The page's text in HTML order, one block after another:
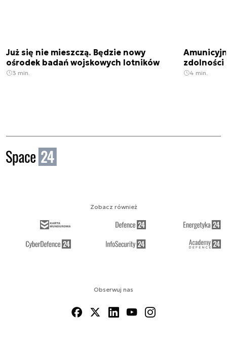
Już się nie mieszczą. Będzie nowy
ośrodek badań wojskowych lotników
3 min.
zdolności
4 min.
Obserwuj nas
Zobacz również